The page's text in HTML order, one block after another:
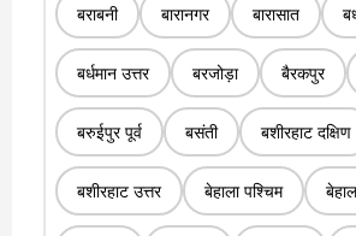
बराबनी बारानगर बारासात
बर्धमान उत्तर बरजोड़ा बैरकपुर
बरुईपुर पूर्व बसंती बशीरहाट दक्षिण
बशीरहाट उत्तर बेहाला पश्चिम